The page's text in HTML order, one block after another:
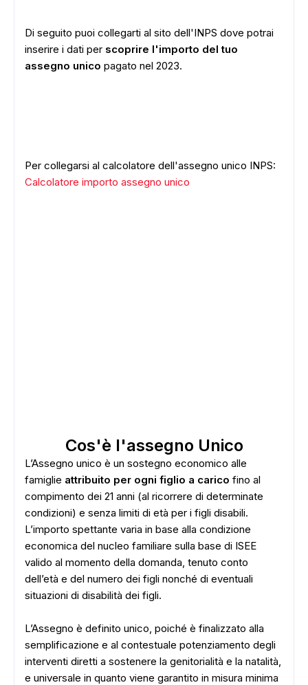
ADS
Di seguito puoi collegarti al sito dell'INPS dove potrai
inserire i dati per scoprire l'importo del tuo
assegno unico pagato nel 2023.
Per collegarsi al calcolatore dell'assegno unico INPS:
Calcolatore importo assegno unico
Cos'è l'assegno Unico
L’Assegno unico è un sostegno economico alle
famiglie attribuito per ogni figlio a carico fino al
compimento dei 21 anni (al ricorrere di determinate
condizioni) e senza limiti di età per i figli disabili.
L’importo spettante varia in base alla condizione
economica del nucleo familiare sulla base di ISEE
valido al momento della domanda, tenuto conto
dell’età e del numero dei figli nonché di eventuali
situazioni di disabilità dei figli.
L’Assegno è definito unico, poiché è finalizzato alla
semplificazione e al contestuale potenziamento degli
interventi diretti a sostenere la genitorialità e la natalità,
e universale in quanto viene garantito in misura minima